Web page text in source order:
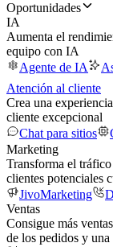
Oportunidades
IA
Aumenta el
equipo con IA
Agente de IA
Atención al cliente
Crea una
cliente excepcional
Chat para sitios
Marketing
Transforma el tráfico
clientes potenciales
JivoMarketing
Ventas
Consigue más
de los pedidos y